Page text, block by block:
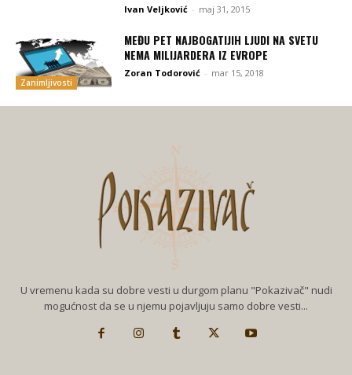
Ivan Veljković - maj 31, 2015
Zanimljivosti
MEĐU PET NAJBOGATIJIH LJUDI NA SVETU
NEMA MILIJARDERA IZ EVROPE
Zoran Todorović - mar 15, 2018
U vremenu kada su dobre vesti u durgom planu "Pokazivač" nudi
mogućnost da se u njemu pojavljuju samo dobre vesti...